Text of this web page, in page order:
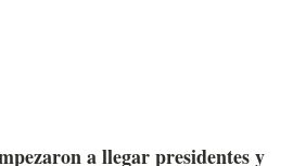
a llegar presidentes y